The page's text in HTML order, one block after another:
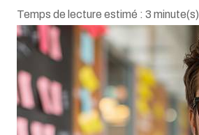
Temps de lecture estimé : 3 minute(s)